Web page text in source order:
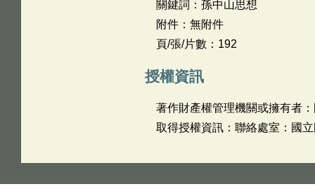
關鍵詞：孫中山思想
附件：無附件
頁/張/片數：192
授權資訊
著作財產權管理機關或擁有者
取得授權資訊：聯絡處室：國